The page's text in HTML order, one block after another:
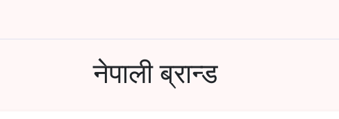
नेपाली ब्रान्ड